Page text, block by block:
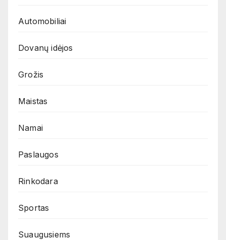
Automobiliai
Dovanų idėjos
Grožis
Maistas
Namai
Paslaugos
Rinkodara
Sportas
Suaugusiems